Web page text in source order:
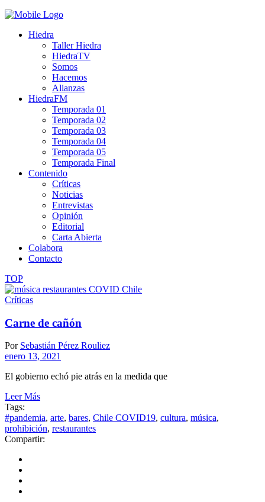
Hiedra
Taller Hiedra
HiedraTV
Somos
Hacemos
Alianzas
HiedraFM
Temporada 01
Temporada 02
Temporada 03
Temporada 04
Temporada 05
Temporada Final
Contenido
Críticas
Noticias
Entrevistas
Opinión
Editorial
Carta Abierta
Colabora
Contacto
TOP
Críticas
Carne de cañón
Por Sebastián Pérez Rouliez
enero 13, 2021
El gobierno echó pie atrás en la medida que
Leer Más
Tags:
#pandemia, arte, bares, Chile COVID19, cultura, música,
prohibición, restaurantes
Compartir: